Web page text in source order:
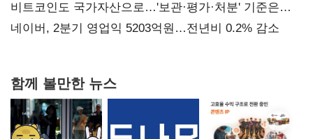
비트코인도 국가자산으로…'보관·평가·처분' 기준은
숙제
네이버, 2분기 영업익 5203억원…전년비 0.2% 감소
함께 볼만한 뉴스